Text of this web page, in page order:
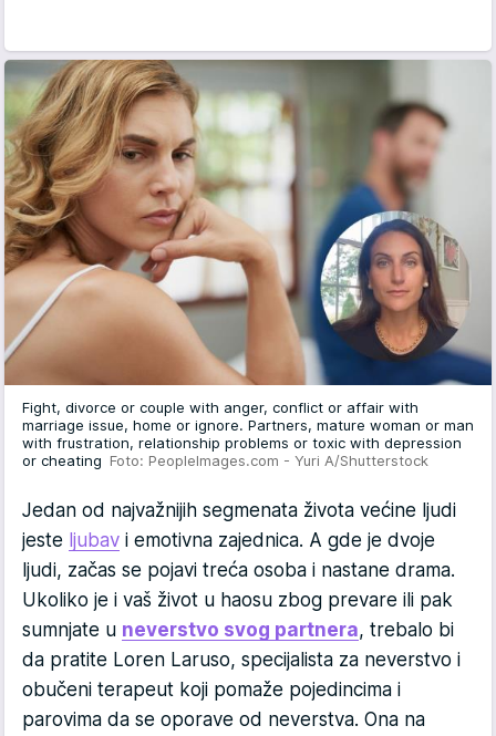
Fight, divorce or couple with anger, conflict or affair with
marriage issue, home or ignore. Partners, mature woman or man
with frustration, relationship problems or toxic with depression
or cheating Foto: PeopleImages.com - Yuri A/Shutterstock
Jedan od najvažnijih segmenata života većine ljudi
jeste ljubav i emotivna zajednica. A gde je dvoje
ljudi, začas se pojavi treća osoba i nastane drama.
Ukoliko je i vaš život u haosu zbog prevare ili pak
sumnjate u neverstvo svog partnera, trebalo bi
da pratite Loren Laruso, specijalista za neverstvo i
obučeni terapeut koji pomaže pojedincima i
parovima da se oporave od neverstva. Ona na